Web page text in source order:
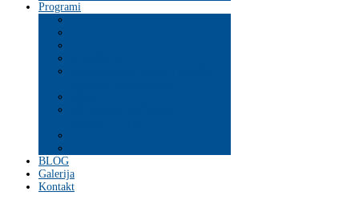
Programi
BLOG
Galerija
Kontakt